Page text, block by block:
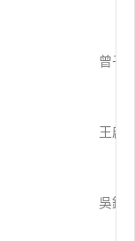
曾子
王啟
吳鎂